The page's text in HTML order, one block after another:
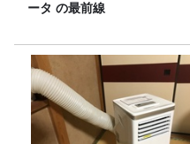
ータ の最前線